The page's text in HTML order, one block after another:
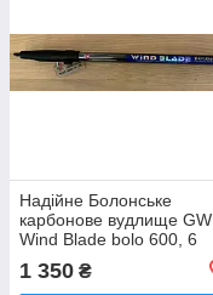
Надійне Болонське
карбонове вудлище GW
Wind Blade bolo 600, 6
1 350 ₴